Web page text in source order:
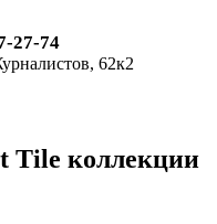
27-74
62к2
Tile коллекции